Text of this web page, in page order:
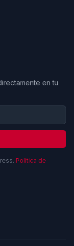
en tu
Política de